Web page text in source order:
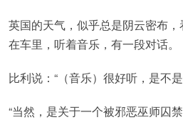
英国的天气，似乎总是阴云密布
在车里，听着音乐，有一段对话。
比利说：“（音乐）很好听，是不
“当然，是关于一个被邪恶巫师囚